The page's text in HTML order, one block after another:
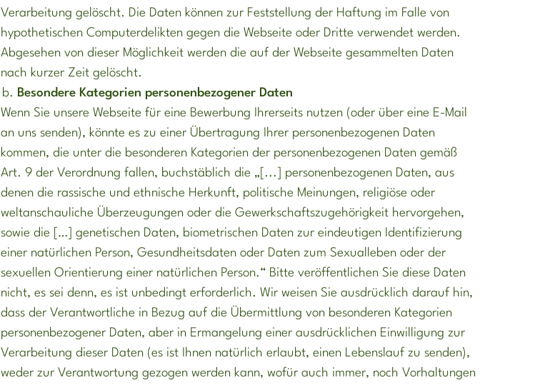
Verarbeitung gelöscht. Die Daten können zur Feststellung der Haftung im Falle von
hypothetischen Computerdelikten gegen die Webseite oder Dritte verwendet werden.
Abgesehen von dieser Möglichkeit werden die auf der Webseite gesammelten Daten
nach kurzer Zeit gelöscht.
Besondere Kategorien personenbezogener Daten
Wenn Sie unsere Webseite für eine Bewerbung Ihrerseits nutzen (oder über eine E-Mail
an uns senden), könnte es zu einer Übertragung Ihrer personenbezogenen Daten
kommen, die unter die besonderen Kategorien der personenbezogenen Daten gemäß
Art. 9 der Verordnung fallen, buchstäblich die „[...] personenbezogenen Daten, aus
denen die rassische und ethnische Herkunft, politische Meinungen, religiöse oder
weltanschauliche Überzeugungen oder die Gewerkschaftszugehörigkeit hervorgehen,
sowie die […] genetischen Daten, biometrischen Daten zur eindeutigen Identifizierung
einer natürlichen Person, Gesundheitsdaten oder Daten zum Sexualleben oder der
sexuellen Orientierung einer natürlichen Person.“ Bitte veröffentlichen Sie diese Daten
nicht, es sei denn, es ist unbedingt erforderlich. Wir weisen Sie ausdrücklich darauf hin,
dass der Verantwortliche in Bezug auf die Übermittlung von besonderen Kategorien
personenbezogener Daten, aber in Ermangelung einer ausdrücklichen Einwilligung zur
Verarbeitung dieser Daten (es ist Ihnen natürlich erlaubt, einen Lebenslauf zu senden),
weder zur Verantwortung gezogen werden kann, wofür auch immer, noch Vorhaltungen